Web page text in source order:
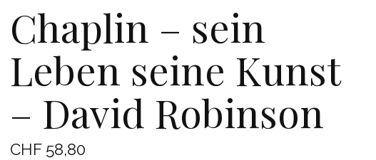
Chaplin – sein
Leben seine Kunst
– David Robinson
CHF 58,80